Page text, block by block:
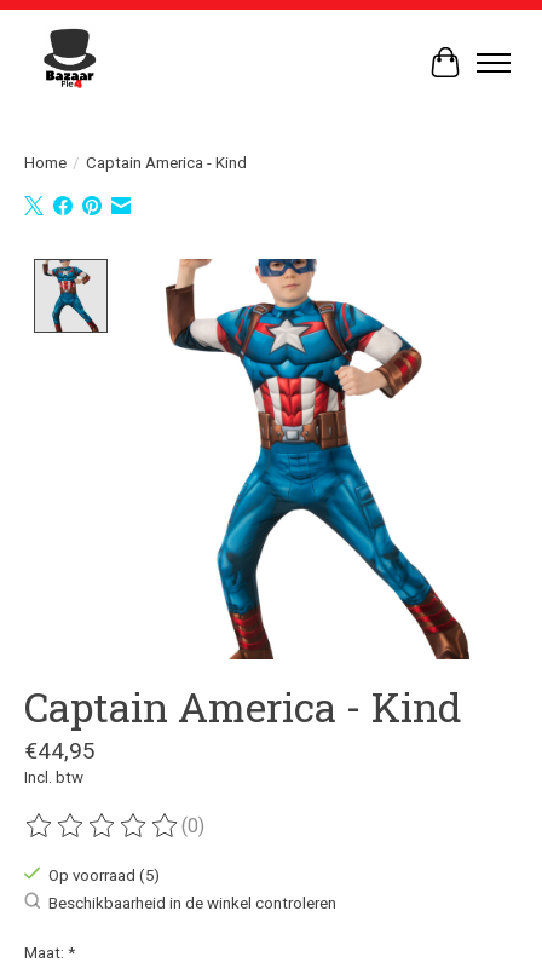
Home / Captain America - Kind
Product image slideshow Items
Captain America - Kind
€44,95
Incl. btw
De beoordeling van dit product is
(0)
Op voorraad (5)
Beschikbaarheid in de winkel controleren
Maat: *